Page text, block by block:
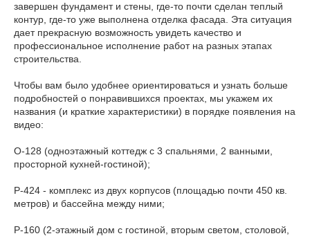
завершен фундамент и стены, где-то почти сделан теплый
контур, где-то уже выполнена отделка фасада. Эта ситуация
дает прекрасную возможность увидеть качество и
профессиональное исполнение работ на разных этапах
строительства.
Чтобы вам было удобнее ориентироваться и узнать больше
подробностей о понравившихся проектах, мы укажем их
названия (и краткие характеристики) в порядке появления на
видео:
О-128 (одноэтажный коттедж с 3 спальнями, 2 ванными,
просторной кухней-гостиной);
Р-424 - комплекс из двух корпусов (площадью почти 450 кв.
метров) и бассейна между ними;
Р-160 (2-этажный дом с гостиной, вторым светом, столовой,